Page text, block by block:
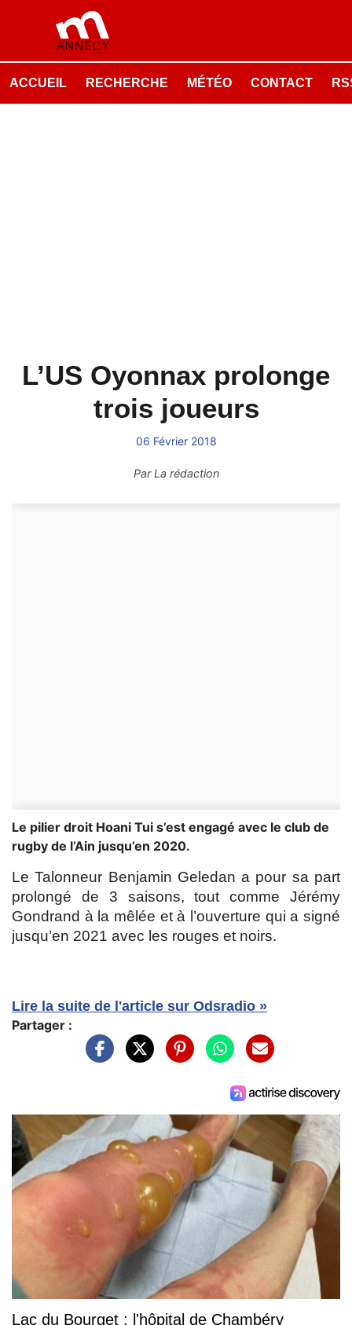
ACCUEIL RECHERCHE MÉTÉO CONTACT
L’US Oyonnax prolonge
trois joueurs
06 Février 2018
ParLa rédaction
Le pilier droit Hoani Tui s’est engagé avec le club de
rugby de l’Ain jusqu’en 2020.
Le Talonneur Benjamin Geledan a pour sa part
prolongé de 3 saisons, tout comme Jérémy
Gondrand à la mêlée et à l’ouverture qui a signé
jusqu’en 2021 avec les rouges et noirs.
Lire la suite de l'article sur Odsradio »
Partager :
Lac du Bourget : l'hôpital de Chambéry